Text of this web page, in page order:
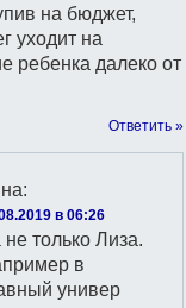
на бюджет,
уходит на
ребенка далеко от
Ответить »
:
в 06:26
только Лиза.
в
универ